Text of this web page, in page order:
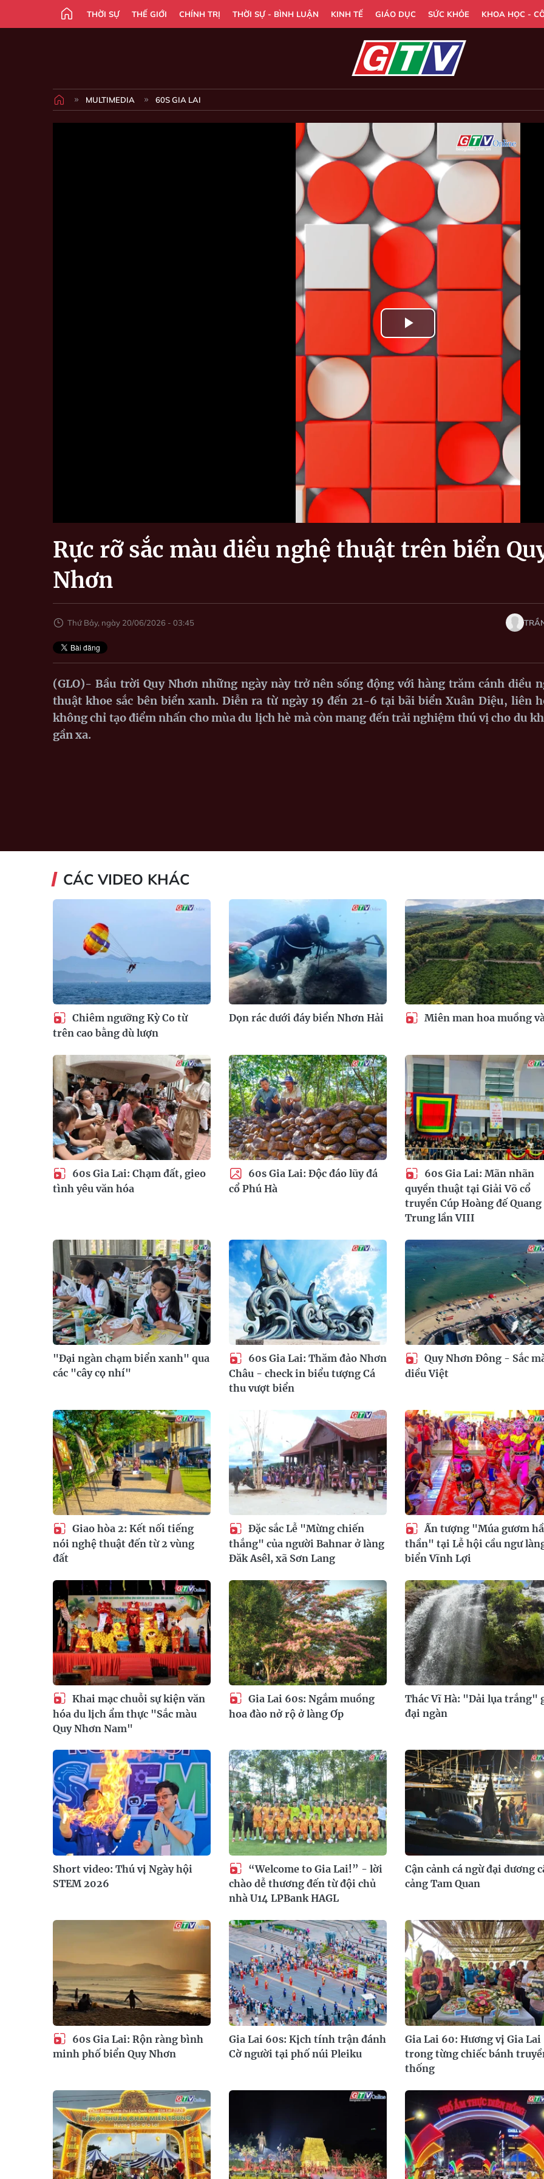
THỜI SỰ THẾ GIỚI CHÍNH TRỊ THỜI SỰ - BÌNH LUẬN KINH TẾ GIÁO DỤC SỨC KHỎE KHOA HỌC -
MULTIMEDIA 60S GIA LAI
Play
Video
Rực rỡ sắc màu diều nghệ thuật trên biển
Nhơn
Thứ Bảy, ngày 20/06/2026 - 03:45
(GLO)- Bầu trời Quy Nhơn những ngày này trở nên sống động với hàng trăm cánh diều
thuật khoe sắc bên biển xanh. Diễn ra từ ngày 19 đến 21-6 tại bãi biển Xuân Diệu, liên
không chỉ tạo điểm nhấn cho mùa du lịch hè mà còn mang đến trải nghiệm thú vị cho du
gần xa.
CÁC VIDEO KHÁC
Chiêm ngưỡng Kỳ Co từ
trên cao bằng dù lượn
Dọn rác dưới đáy biển Nhơn Hải Miên man hoa muồng
60s Gia Lai: Chạm đất, gieo
tình yêu văn hóa
60s Gia Lai: Độc đáo lũy đá
cổ Phú Hà
60s Gia Lai: Mãn nhãn
quyền thuật tại Giải Võ cổ
truyền Cúp Hoàng đế Quang
Trung lần VIII
"Đại ngàn chạm biển xanh" qua
các "cây cọ nhí"
60s Gia Lai: Thăm đảo Nhơn
Châu - check in biểu tượng Cá
thu vượt biển
Quy Nhơn Đông - Sắc
diều Việt
Giao hòa 2: Kết nối tiếng
nói nghệ thuật đến từ 2 vùng
đất
Đặc sắc Lễ "Mừng chiến
thắng" của người Bahnar ở làng
Đăk Asêl, xã Sơn Lang
Ấn tượng "Múa gươm
thần" tại Lễ hội cầu ngư
biển Vĩnh Lợi
Khai mạc chuỗi sự kiện văn
hóa du lịch ẩm thực "Sắc màu
Quy Nhơn Nam"
Gia Lai 60s: Ngắm muồng
hoa đào nở rộ ở làng Ơp
Thác Vĩ Hà: "Dải lụa trắng"
đại ngàn
Short video: Thú vị Ngày hội
STEM 2026
“Welcome to Gia Lai!” - lời
chào dễ thương đến từ đội chủ
nhà U14 LPBank HAGL
Cận cảnh cá ngừ đại dương
cảng Tam Quan
60s Gia Lai: Rộn ràng bình
minh phố biển Quy Nhơn
Gia Lai 60s: Kịch tính trận đánh
Cờ người tại phố núi Pleiku
Gia Lai 60: Hương vị Gia Lai
trong từng chiếc bánh
thống